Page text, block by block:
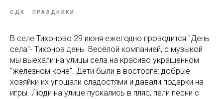
СДК ПРАЗДНИКИ
В селе Тихоново 29 июня ежегодно проводится "День
села"- Тихонов день. Весёлой компанией, с музыкой
мы выехали на улицы села на красиво украшенном
"железном коне". Дети были в восторге: добрые
хозяйки их угощали сладостями и давали подарки на
игры. Люди на улице пускались в пляс, пели песни с